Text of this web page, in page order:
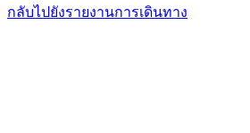
กลับไปยังรายงานการเดินทาง